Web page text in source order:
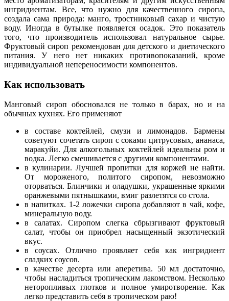
ингридиентам. Все, что нужно для качественного сиропа,
создала сама природа: манго, тростниковый сахар и чистую
воду. Иногда в бутылке появляется осадок. Это показатель
того, что производитель использовал натуральное сырье.
Фруктовый сироп рекомендован для детского и диетического
питания. У него нет никаких противопоказаний, кроме
индивидуальной непереносимости компонентов.
Как использовать
Манговый сироп обосновался не только в барах, но и на
обычных кухнях. Его применяют
в составе коктейлей, смузи и лимонадов. Бармены
советуют сочетать сироп с соками цитрусовых, ананаса,
маракуйи. Для алкогольных коктейлей идеальны ром и
водка. Легко смешивается с другими компонентами.
в кулинарии. Лучшей пропитки для коржей не найти.
От мороженого, политого сиропом, невозможно
оторваться. Блинчики и оладушки, украшенные яркими
оранжевыми пятнышками, вмиг разлетятся со стола.
в напитках. 1-2 ложечки сиропа добавляют в чай, кофе,
минеральную воду.
в салатах. Сиропом слегка сбрызгивают фруктовый
салат, чтобы он приобрел насыщенный экзотический
вкус.
в соусах. Отлично проявляет себя как ингридиент
сладких соусов.
в качестве десерта или аперетива. 50 мл достаточно,
чтобы насладиться тропическим лакомством. Несколько
неторопливых глотков и полное умиротворение. Как
легко представить себя в тропическом раю!